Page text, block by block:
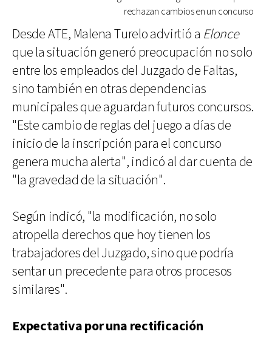
rechazan cambios en un concurso
Desde ATE, Malena Turelo advirtió a Elonce
que la situación generó preocupación no solo
entre los empleados del Juzgado de Faltas,
sino también en otras dependencias
municipales que aguardan futuros concursos.
"Este cambio de reglas del juego a días de
inicio de la inscripción para el concurso
genera mucha alerta", indicó al dar cuenta de
"la gravedad de la situación".
Según indicó, "la modificación, no solo
atropella derechos que hoy tienen los
trabajadores del Juzgado, sino que podría
sentar un precedente para otros procesos
similares".
Expectativa por una rectificación